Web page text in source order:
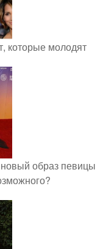
которые молодят
образ певицы